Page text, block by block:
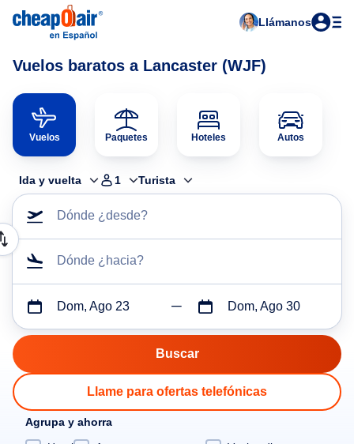
Llámanos
Vuelos baratos a Lancaster (WJF)
Vuelos Paquetes Hoteles Autos
Ida y vuelta 1 Turista
Dónde ¿desde?
Dónde ¿hacia?
Dom, Ago 23 Dom, Ago 30
Llame para ofertas telefónicas
Agrupa y ahorra